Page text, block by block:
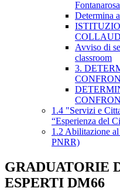
Fontanarosa
Determina
Avviso di
classroom
3.
1.4 "Servizi e
“Esperienza del
1.2 Abilitazione
PNRR)
GRADUATORIE
ESPERTI DM66